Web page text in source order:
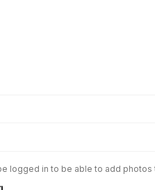
logged in to be able to add photos